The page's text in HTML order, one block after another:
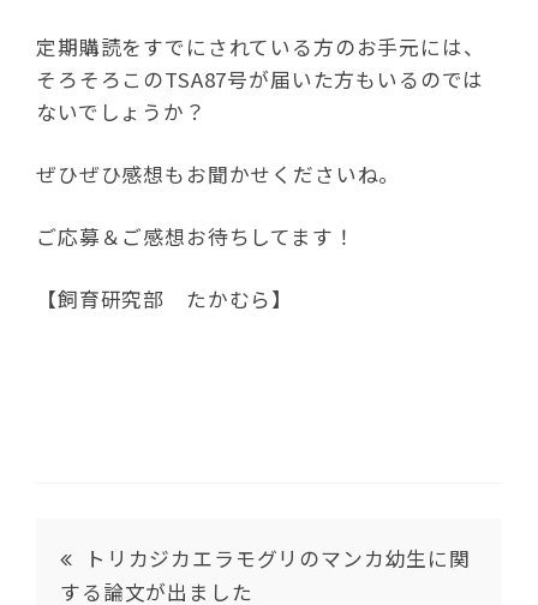
定期購読をすでにされている方のお手元には、
そろそろこのTSA87号が届いた方もいるのでは
ないでしょうか？
ぜひぜひ感想もお聞かせくださいね。
ご応募＆ご感想お待ちしてます！
【飼育研究部 たかむら】
トリカジカエラモグリのマンカ幼生に関
する論文が出ました